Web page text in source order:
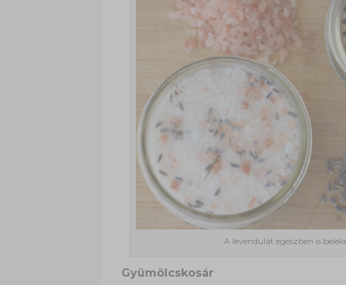
A levendulát egészben is
Gyümölcskosár